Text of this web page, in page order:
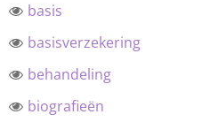
basis
basisverzekering
behandeling
biografieën